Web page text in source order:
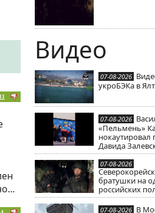
Видео
07-08-2026
укроБЭКа в
07-08-2026
«Пельмень»
нокаутировал
Давида
07-08-2026
братушки на
российских
07-08-2026 В